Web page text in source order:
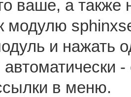
ваше, а
модулю
и нажать
автоматически
в меню.